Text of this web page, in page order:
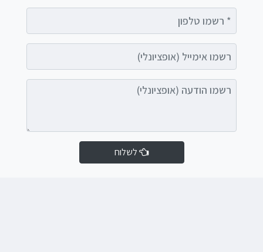
רשמו הודעה (אופציונלי)
לשלוח